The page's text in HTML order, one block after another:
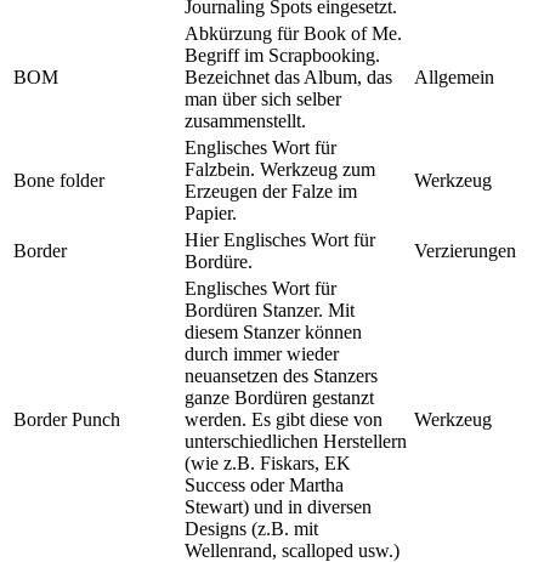
Journaling Spots eingesetzt.
BOM
Abkürzung für Book of Me.
Begriff im Scrapbooking.
Bezeichnet das Album, das
man über sich selber
zusammenstellt.
Allgemein
Bone folder
Englisches Wort für
Falzbein. Werkzeug zum
Erzeugen der Falze im
Papier.
Werkzeug
Border
Hier Englisches Wort für
Bordüre.
Verzierungen
Border Punch
Englisches Wort für
Bordüren Stanzer. Mit
diesem Stanzer können
durch immer wieder
neuansetzen des Stanzers
ganze Bordüren gestanzt
werden. Es gibt diese von
unterschiedlichen Herstellern
(wie z.B. Fiskars, EK
Success oder Martha
Stewart) und in diversen
Designs (z.B. mit
Wellenrand, scalloped usw.)
Werkzeug